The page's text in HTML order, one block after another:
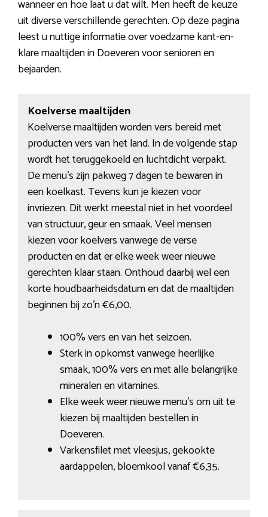
wanneer en hoe laat u dat wilt. Men heeft de keuze
uit diverse verschillende gerechten. Op deze pagina
leest u nuttige informatie over voedzame kant-en-
klare maaltijden in Doeveren voor senioren en
bejaarden.
Koelverse maaltijden
Koelverse maaltijden worden vers bereid met
producten vers van het land. In de volgende stap
wordt het teruggekoeld en luchtdicht verpakt.
De menu’s zijn pakweg 7 dagen te bewaren in
een koelkast. Tevens kun je kiezen voor
invriezen. Dit werkt meestal niet in het voordeel
van structuur, geur en smaak. Veel mensen
kiezen voor koelvers vanwege de verse
producten en dat er elke week weer nieuwe
gerechten klaar staan. Onthoud daarbij wel een
korte houdbaarheidsdatum en dat de maaltijden
beginnen bij zo’n €6,00.
100% vers en van het seizoen.
Sterk in opkomst vanwege heerlijke
smaak, 100% vers en met alle belangrijke
mineralen en vitamines.
Elke week weer nieuwe menu’s om uit te
kiezen bij maaltijden bestellen in
Doeveren.
Varkensfilet met vleesjus, gekookte
aardappelen, bloemkool vanaf €6,35.